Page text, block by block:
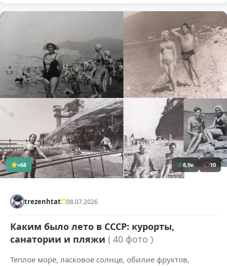
+68 8,9к 10
trezenhtat 08.07.2026
Каким было лето в СССР: курорты,
санатории и пляжи ( 40 фото )
Теплое море, ласковое солнце, обилие фруктов,